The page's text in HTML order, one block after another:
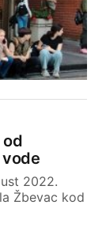
od
vode
2022.
Žbevac kod